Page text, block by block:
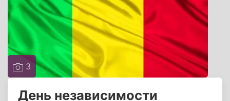
3
День независимости